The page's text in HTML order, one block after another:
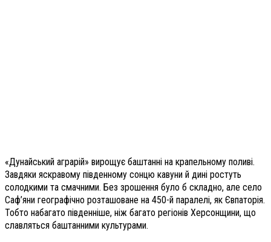
«Дунайський аграрій» вирощує баштанні на крапельному поливі.
Завдяки яскравому південному сонцю кавуни й дині ростуть
солодкими та смачними. Без зрошення було б складно, але село
Саф’яни географічно розташоване на 450-й паралелі, як Євпаторія.
Тобто набагато південніше, ніж багато регіонів Херсонщини, що
славляться баштанними культурами.